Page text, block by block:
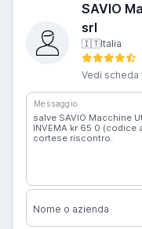
SAVIO
srl
🇮🇹Italia
Vedi
Messaggio
Nome o azienda